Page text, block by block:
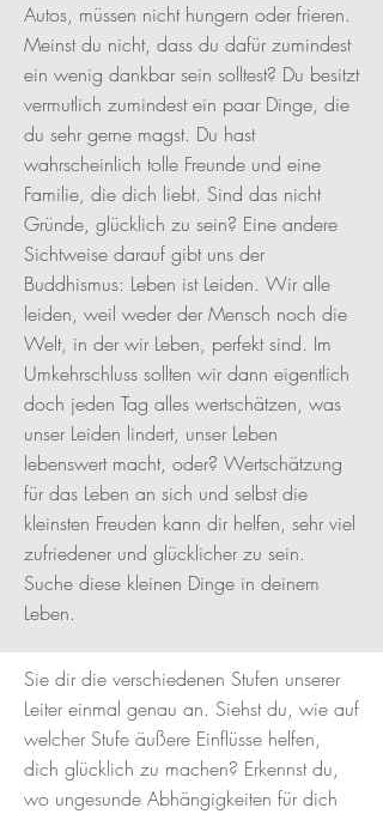
Autos, müssen nicht hungern oder frieren.
Meinst du nicht, dass du dafür zumindest
ein wenig dankbar sein solltest? Du besitzt
vermutlich zumindest ein paar Dinge, die
du sehr gerne magst. Du hast
wahrscheinlich tolle Freunde und eine
Familie, die dich liebt. Sind das nicht
Gründe, glücklich zu sein? Eine andere
Sichtweise darauf gibt uns der
Buddhismus: Leben ist Leiden. Wir alle
leiden, weil weder der Mensch noch die
Welt, in der wir Leben, perfekt sind. Im
Umkehrschluss sollten wir dann eigentlich
doch jeden Tag alles wertschätzen, was
unser Leiden lindert, unser Leben
lebenswert macht, oder? Wertschätzung
für das Leben an sich und selbst die
kleinsten Freuden kann dir helfen, sehr viel
zufriedener und glücklicher zu sein.
Suche diese kleinen Dinge in deinem
Leben.
Sie dir die verschiedenen Stufen unserer
Leiter einmal genau an. Siehst du, wie auf
welcher Stufe äußere Einflüsse helfen,
dich glücklich zu machen? Erkennst du,
wo ungesunde Abhängigkeiten für dich